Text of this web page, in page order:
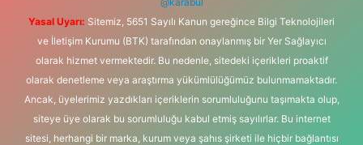
Yasal Uyarı: Sitemiz, 5651 Sayılı Kanun gereğince Bilgi Teknolojileri
ve İletişim Kurumu (BTK) tarafından onaylanmış bir Yer Sağlayıcı
olarak hizmet vermektedir. Bu nedenle, sitedeki içerikleri proaktif
olarak denetleme veya araştırma yükümlülüğümüz bulunmamaktadır.
Ancak, üyelerimiz yazdıkları içeriklerin sorumluluğunu taşımakta olup,
siteye üye olarak bu sorumluluğu kabul etmiş sayılırlar. Bu internet
sitesi, herhangi bir marka, kurum veya şahıs şirketi ile hiçbir bağlantısı